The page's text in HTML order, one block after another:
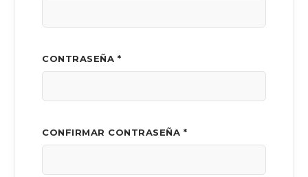
CONTRASEÑA *
CONFIRMAR CONTRASEÑA *